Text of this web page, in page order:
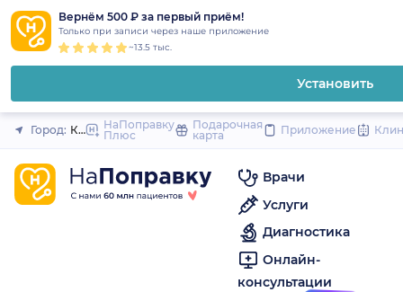
Вернём 500 ₽ за первый приём!
Только при записи через наше приложение
~13.5 тыс.
Установить
Закрыть
Город: Краснотурьинск
НаПоправку
Плюс
Подарочная
карта
Приложение
Врачи
Услуги
Диагностика
Онлайн-
консультации